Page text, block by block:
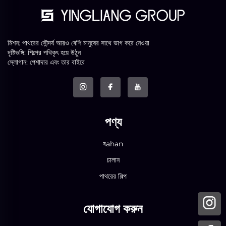
মিশন: পাথরের সৌন্দর্য আরও বেশি মানুষের সাথে ভাগ করে নেওয়া
দৃষ্টিভঙ্গি: শিল্পের পথিকৃৎ হয়ে উঠুন
স্লোগান: পেশাদার এবং তার বাইরে
পণ্য
বahan
চালান
পাথরের শিল্প
যোগাযোগ করুন